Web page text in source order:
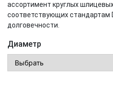
ассортимент круглых
соответствующих стандартам
долговечности.
Диаметр